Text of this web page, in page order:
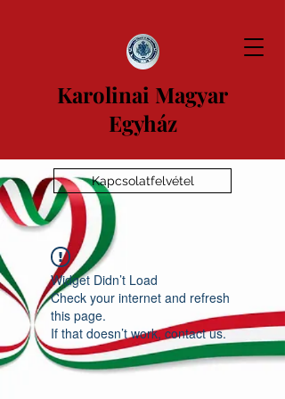
Karolinai Magyar
Egyház
Kapcsolatfelvétel
Widget Didn’t Load
Check your internet and refresh
this page.
If that doesn’t work, contact us.